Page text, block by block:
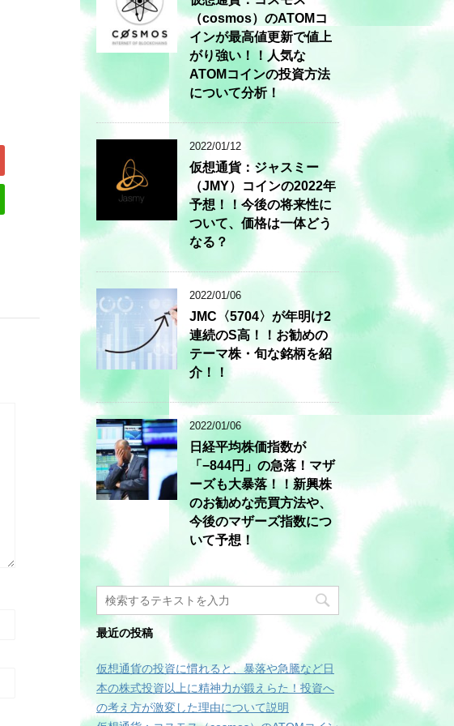
（cosmos）のATOMコ
インが最高値更新で値上
がり強い！！人気な
ATOMコインの投資方法
について分析！
2022/01/12
仮想通貨：ジャスミー
（JMY）コインの2022年
予想！！今後の将来性に
ついて、価格は一体どう
なる？
2022/01/06
JMC〈5704〉が年明け2
連続のS高！！お勧めの
テーマ株・旬な銘柄を紹
介！！
2022/01/06
日経平均株価指数が
「−844円」の急落！マザ
ーズも大暴落！！新興株
のお勧めな売買方法や、
今後のマザーズ指数につ
いて予想！
最近の投稿
仮想通貨の投資に慣れると、暴落や急騰など日
本の株式投資以上に精神力が鍛えらた！投資へ
の考え方が激変した理由について説明